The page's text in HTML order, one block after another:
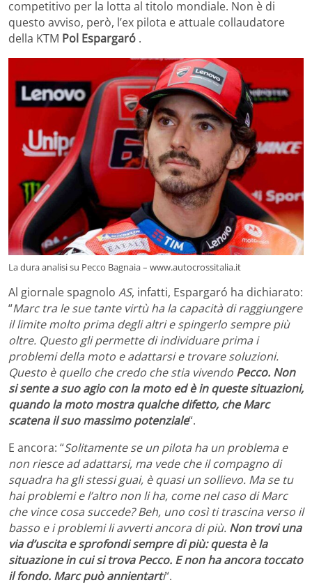
competitivo per la lotta al titolo mondiale. Non è di
questo avviso, però, l’ex pilota e attuale collaudatore
della KTM Pol Espargaró .
La dura analisi su Pecco Bagnaia – www.autocrossitalia.it
Al giornale spagnolo AS, infatti, Espargaró ha dichiarato:
“Marc tra le sue tante virtù ha la capacità di raggiungere
il limite molto prima degli altri e spingerlo sempre più
oltre. Questo gli permette di individuare prima i
problemi della moto e adattarsi e trovare soluzioni.
Questo è quello che credo che stia vivendo Pecco. Non
si sente a suo agio con la moto ed è in queste situazioni,
quando la moto mostra qualche difetto, che Marc
scatena il suo massimo potenziale“.
E ancora: “Solitamente se un pilota ha un problema e
non riesce ad adattarsi, ma vede che il compagno di
squadra ha gli stessi guai, è quasi un sollievo. Ma se tu
hai problemi e l’altro non li ha, come nel caso di Marc
che vince cosa succede? Beh, uno così ti trascina verso il
basso e i problemi li avverti ancora di più. Non trovi una
via d’uscita e sprofondi sempre di più: questa è la
situazione in cui si trova Pecco. E non ha ancora toccato
il fondo. Marc può annientarti“.